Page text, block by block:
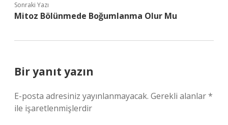
Sonraki Yazı
Mitoz Bölünmede Boğumlanma Olur Mu
Bir yanıt yazın
E-posta adresiniz yayınlanmayacak. Gerekli alanlar*
ile işaretlenmişlerdir